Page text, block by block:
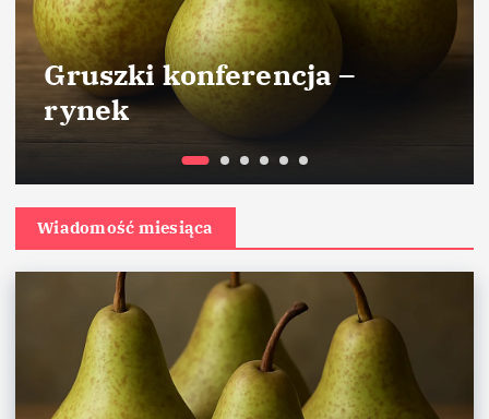
Gruszki konferencja –
rynek
Wiadomość miesiąca